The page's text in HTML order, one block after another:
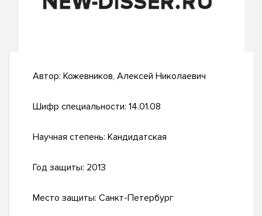
Автор: Кожевников, Алексей Николаевич
Шифр специальности: 14.01.08
Научная степень: Кандидатская
Год защиты: 2013
Место защиты: Санкт-Петербург